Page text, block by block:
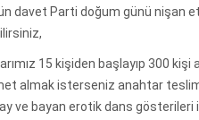
davet Parti doğum günü nişan
15 kişiden başlayıp 300
almak isterseniz anahtar
ve bayan erotik dans